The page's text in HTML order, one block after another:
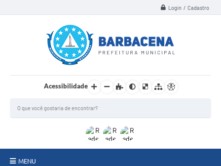
Login / Cadastro
Acessibilidade
MENU